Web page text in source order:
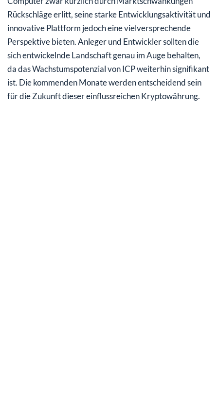
Rückschläge erlitt, seine starke Entwicklungsaktivität und
innovative Plattform jedoch eine vielversprechende
Perspektive bieten. Anleger und Entwickler sollten die
sich entwickelnde Landschaft genau im Auge behalten,
da das Wachstumspotenzial von ICP weiterhin signifikant
ist. Die kommenden Monate werden entscheidend sein
für die Zukunft dieser einflussreichen Kryptowährung.